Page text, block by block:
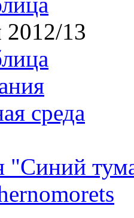
2012/13
среда
"Синий